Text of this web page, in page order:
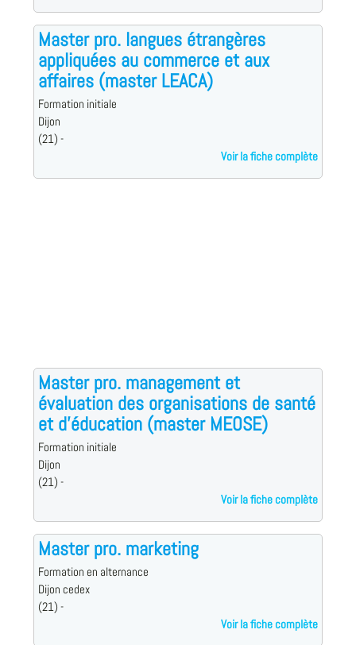
Master pro. langues étrangères
appliquées au commerce et aux
affaires (master LEACA)
Formation initiale
Dijon
(21) -
Voir la fiche complète
Master pro. management et
évaluation des organisations de santé
et d'éducation (master MEOSE)
Formation initiale
Dijon
(21) -
Voir la fiche complète
Master pro. marketing
Formation en alternance
Dijon cedex
(21) -
Voir la fiche complète